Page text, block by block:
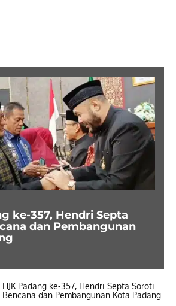
ke-357, Hendri Septa
dan Pembangunan
HJK Padang ke-357, Hendri Septa Soroti
Bencana dan Pembangunan Kota Padang